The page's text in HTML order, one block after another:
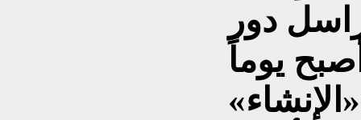
دور
يوماً